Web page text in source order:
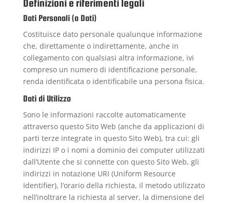
Definizioni e riferimenti legali
Dati Personali (o Dati)
Costituisce dato personale qualunque informazione
che, direttamente o indirettamente, anche in
collegamento con qualsiasi altra informazione, ivi
compreso un numero di identificazione personale,
renda identificata o identificabile una persona fisica.
Dati di Utilizzo
Sono le informazioni raccolte automaticamente
attraverso questo Sito Web (anche da applicazioni di
parti terze integrate in questo Sito Web), tra cui: gli
indirizzi IP o i nomi a dominio dei computer utilizzati
dall’Utente che si connette con questo Sito Web, gli
indirizzi in notazione URI (Uniform Resource
Identifier), l’orario della richiesta, il metodo utilizzato
nell’inoltrare la richiesta al server, la dimensione del